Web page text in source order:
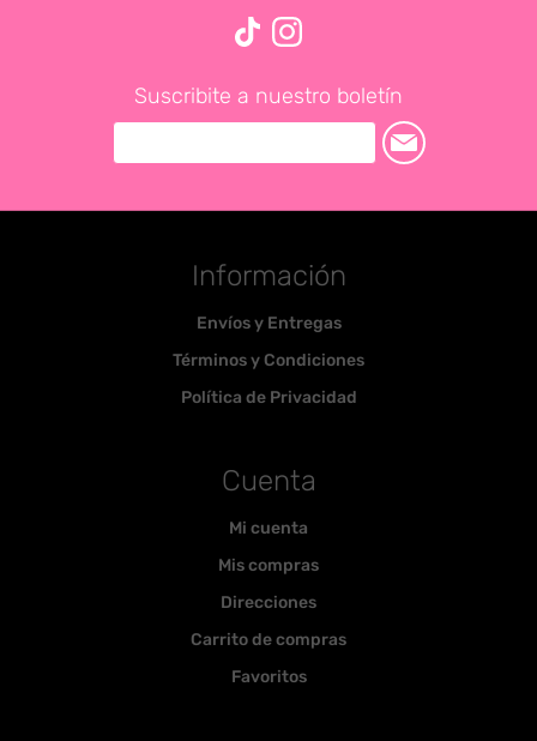
Suscribite a nuestro boletín
Información
Envíos y Entregas
Términos y Condiciones
Política de Privacidad
Cuenta
Mi cuenta
Mis compras
Direcciones
Carrito de compras
Favoritos